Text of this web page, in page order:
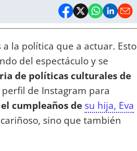
la política que a actuar. Esto
del espectáculo y se
de políticas culturales de
de Instagram para
el cumpleaños de su hija, Eva
sino que también